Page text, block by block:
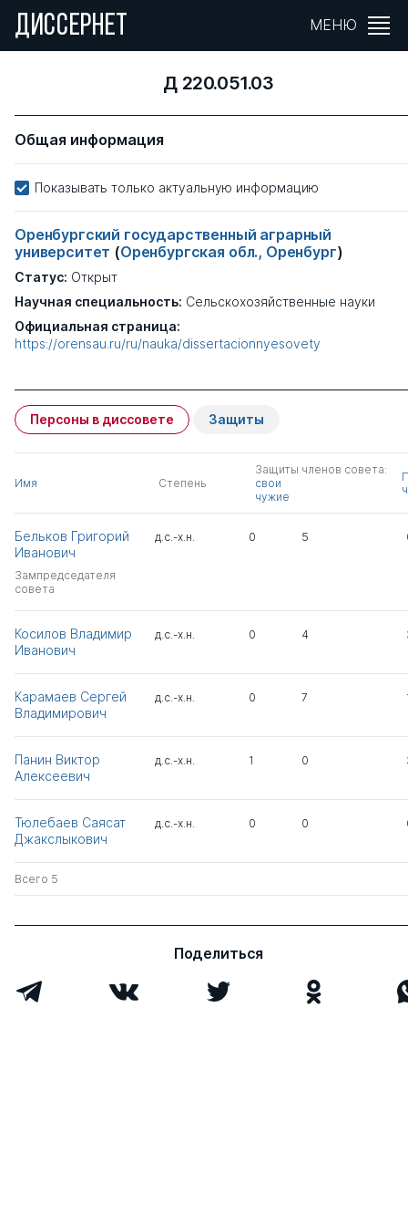
ДИССЕРНЕТ МЕНЮ
Д 220.051.03
Общая информация
Показывать только актуальную информацию
Оренбургский государственный аграрный
университет (Оренбургская обл., Оренбург)
Статус: Открыт
Научная специальность: Сельскохозяйственные науки
Официальная страница:
https://orensau.ru/ru/nauka/dissertacionnyesovety
Персоны в диссовете Защиты
Имя Степень
Защиты членов совета:
свои
чужие
Бельков Григорий
Иванович
Зампредседателя
совета
д.с.-х.н. 0 5
Косилов Владимир
Иванович
д.с.-х.н. 0 4
Карамаев Сергей
Владимирович
д.с.-х.н. 0 7
Панин Виктор
Алексеевич
д.с.-х.н. 1 0
Тюлебаев Саясат
Джакслыкович
д.с.-х.н. 0 0
Всего 5
Поделиться